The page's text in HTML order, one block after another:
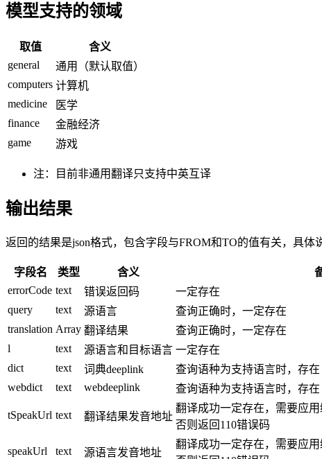
模型支持的领域
取值
含义
general
通用（默认取值）
computers 计算机
medicine
医学
finance
金融经济
game
游戏
注：目前非通用翻译只支持中英互译
输出结果
返回的结果是json格式，包含字段与FROM和TO的值有关，具体
字段名 类型 含义
errorCode text 错误返回码
一定存在
query
text 源语言
查询正确时，一定存在
translation Array 翻译结果
查询正确时，一定存在
l
text 源语言和目标语言 一定存在
dict
text 词典deeplink
查询语种为支持语言时，存在
webdict
text webdeeplink 查询语种为支持语言时，存在
tSpeakUrl text 翻译结果发音地址
翻译成功一定存在，需要应
否则返回110错误码
speakUrl text 源语言发音地址
翻译成功一定存在，需要应